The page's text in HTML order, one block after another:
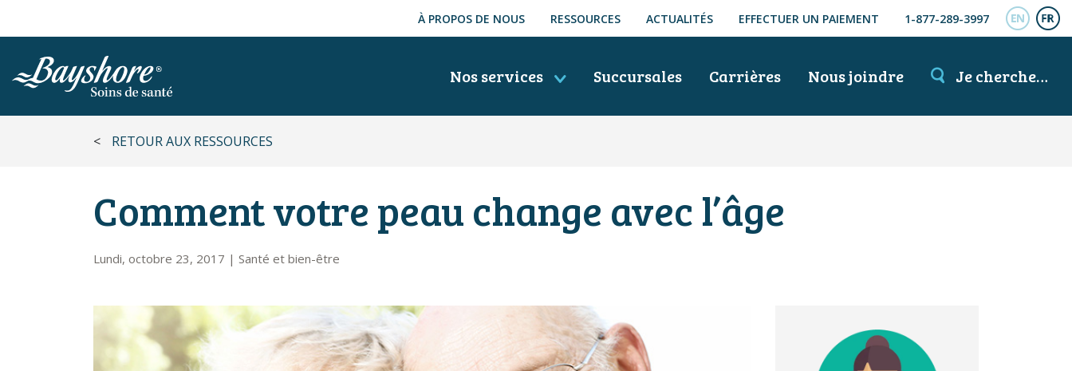
À PROPOS DE NOUS RESSOURCES ACTUALITÉS EFFECTUER UN PAIEMENT 1-877-289-3997
Nos services Succursales Carrières Nous joindre Je cherche…
< RETOUR AUX RESSOURCES
Comment votre peau change avec l’âge
Lundi, octobre 23, 2017 | Santé et bien-être